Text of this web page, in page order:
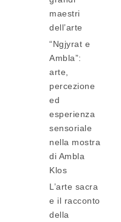
maestri
dell’arte
“Ngjyrat e
Ambla”:
arte,
percezione
ed
esperienza
sensoriale
nella mostra
di Ambla
Klos
L’arte sacra
e il racconto
della